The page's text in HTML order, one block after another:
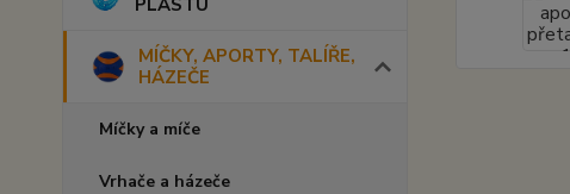
PLASTU
MÍČKY, APORTY, TALÍŘE,
HÁZEČE
Míčky a míče
Vrhače a házeče